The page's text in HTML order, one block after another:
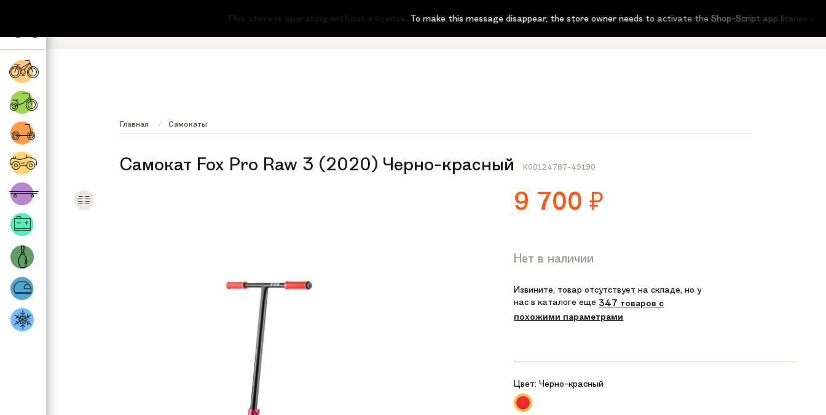
This store is operating without a license.To make this message disappear, the store owner needs to activate the Shop-Script app license in the
8 (800) 222-17-51
Главная Самокаты
Самокат Fox Pro Raw 3 (2020) Черно-красный K00124787-49190
9 700₽
Нет в наличии
Извините, товар отсутствует на складе, но у
нас в каталоге еще 347 товаров с
похожими параметрами
Цвет:Черно-красный